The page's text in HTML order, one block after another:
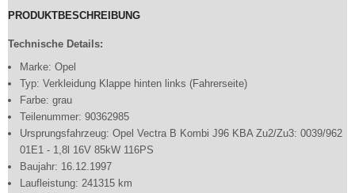
PRODUKTBESCHREIBUNG
Technische Details:
Marke: Opel
Typ: Verkleidung Klappe hinten links (Fahrerseite)
Farbe: grau
Teilenummer: 90362985
Ursprungsfahrzeug: Opel Vectra B Kombi J96 KBA Zu2/Zu3: 0039/962
01E1 - 1,8l 16V 85kW 116PS
Baujahr: 16.12.1997
Laufleistung: 241315 km